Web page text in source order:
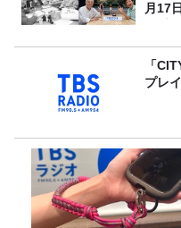
月17
「
プレ